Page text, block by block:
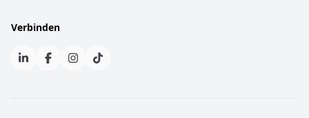
Verbinden